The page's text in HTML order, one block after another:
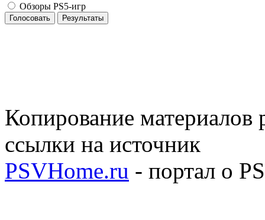
Обзоры PS5-игр
Голосовать Результаты
Копирование материалов
ссылки на источник
PSVHome.ru - портал о